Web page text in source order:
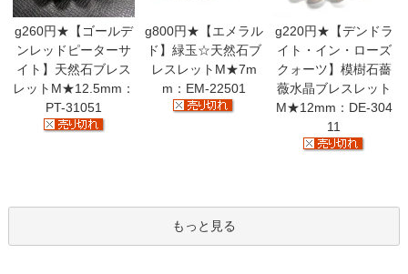
g260円★【ゴールデ
ンレッドピーターサ
イト】天然石ブレス
レットM★12.5mm：
PT-31051
g800円★【エメラル
ド】緑玉☆天然石ブ
レスレットM★7m
m：EM-22501
g220円★【デンドラ
イト・イン・ローズ
クォーツ】模樹石薔
薇水晶ブレスレット
M★12mm：DE-304
11
もっと見る